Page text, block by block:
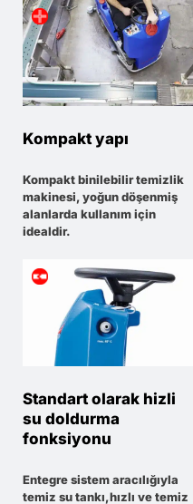
Kompakt yapı
Kompakt binilebilir temizlik
makinesi, yoğun döşenmiş
alanlarda kullanım için
idealdir.
Standart olarak hizli
su doldurma
fonksiyonu
Entegre sistem aracılığıyla
temiz su tankı,hızlı ve temiz